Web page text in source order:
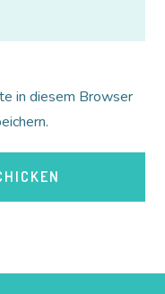
in diesem Browser